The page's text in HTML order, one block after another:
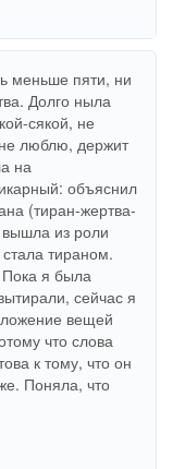
меньше пяти, ни
Долго ныла
сякой, не
люблю, держит
на
объяснил
(тиран-жертва-
из роли
тираном.
я была
сейчас я
вещей
что слова
к тому, что он
Поняла, что
Я занимаюсь
что
бы роли я